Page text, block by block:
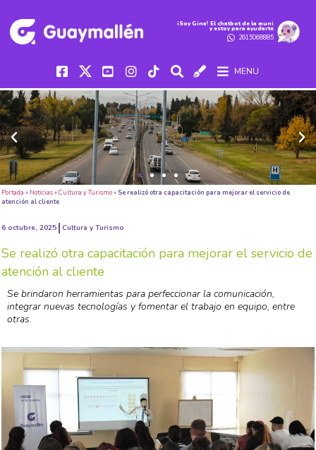
iSoy Gina! El chatbot de la muni
y estoy para ayudarte
2615068885
MENU
Portada » Noticias»Cultura y Turismo» Se realizó otra capacitación para mejorar el servicio de
atención al cliente
6 octubre, 2025 Cultura y Turismo
Se realizó otra capacitación para mejorar el servicio de
atención al cliente
Se brindaron herramientas para perfeccionar la comunicación,
integrar nuevas tecnologías y fomentar el trabajo en equipo, entre
otras.